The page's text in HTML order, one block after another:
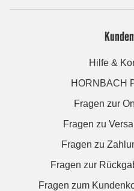
Hilfe &
HORNBACH
Fragen zur
Fragen zu
Fragen zu
Fragen zur
Fragen zum